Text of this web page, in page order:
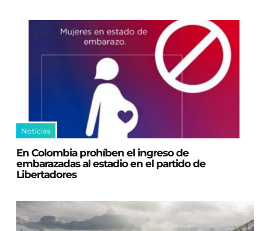
Noticias
En Colombia prohíben el ingreso de
embarazadas al estadio en el partido de
Libertadores